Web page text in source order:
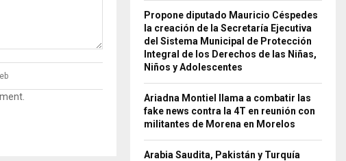
Propone diputado Mauricio Céspedes
la creación de la Secretaría Ejecutiva
del Sistema Municipal de Protección
Integral de los Derechos de las Niñas,
Niños y Adolescentes
Ariadna Montiel llama a combatir las
fake news contra la 4T en reunión con
militantes de Morena en Morelos
Arabia Saudita, Pakistán y Turquía